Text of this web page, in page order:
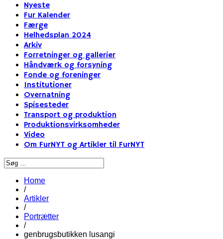
Nyeste
Fur Kalender
Færge
Helhedsplan 2024
Arkiv
Forretninger og gallerier
Håndværk og forsyning
Fonde og foreninger
Institutioner
Overnatning
Spisesteder
Transport og produktion
Produktionsvirksomheder
Video
Om FurNYT og Artikler til FurNYT
Home
/
Artikler
/
Portrætter
/
genbrugsbutikken lusangi